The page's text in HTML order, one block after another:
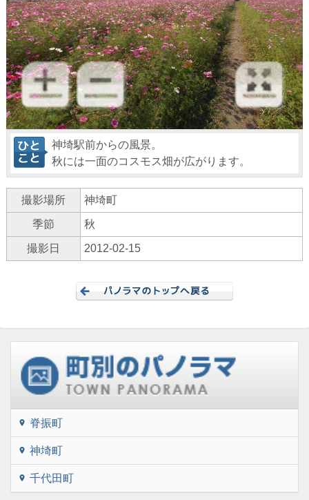
神埼駅前からの風景。
秋には一面のコスモス畑が広がります。
撮影場所 神埼町
季節 秋
撮影日 2012-02-15
location_on 脊振町
location_on 神埼町
location_on 千代田町